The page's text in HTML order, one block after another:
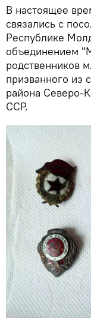
В настоящее
связались с
Республике
объединением
родственников
призванного из
района Северо-
ССР.